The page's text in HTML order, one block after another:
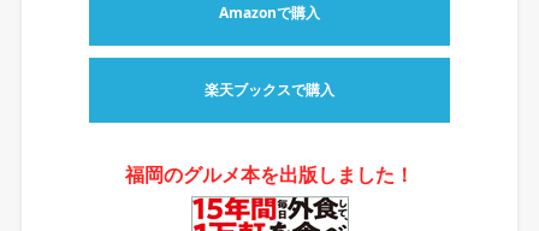
Amazonで購入
楽天ブックスで購入
福岡のグルメ本を出版しました！